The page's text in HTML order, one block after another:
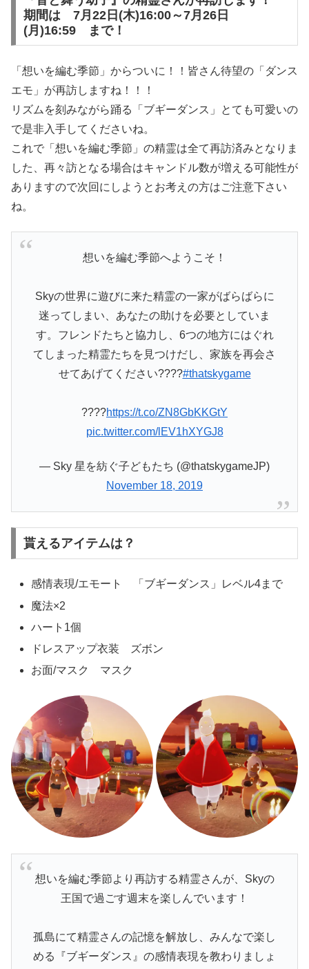
期間は 7月22日(木)16:00～7月26日
(月)16:59まで！
「想いを編む季節」からついに！！皆さん待望の「ダンス
エモ」が再訪しますね！！！
リズムを刻みながら踊る「ブギーダンス」とても可愛いの
で是非入手してくださいね。
これで「想いを編む季節」の精霊は全て再訪済みとなりま
した、再々訪となる場合はキャンドル数が増える可能性が
ありますので次回にしようとお考えの方はご注意下さい
ね。
想いを編む季節へようこそ！
Skyの世界に遊びに来た精霊の一家がばらばらに
迷ってしまい、あなたの助けを必要としていま
す。フレンドたちと協力し、6つの地方にはぐれ
てしまった精霊たちを見つけだし、家族を再会さ
せてあげてください????#thatskygame
????https://t.co/ZN8GbKKGtY
pic.twitter.com/lEV1hXYGJ8
— Sky 星を紡ぐ子どもたち (@thatskygameJP)
November 18, 2019
貰えるアイテムは？
感情表現/エモート 「ブギーダンス」レベル4まで
魔法×2
ハート1個
ドレスアップ衣装 ズボン
お面/マスク マスク
想いを編む季節より再訪する精霊さんが、Skyの
王国で過ごす週末を楽しんでいます！
孤島にて精霊さんの記憶を解放し、みんなで楽し
める『ブギーダンス』の感情表現を教わりましょ